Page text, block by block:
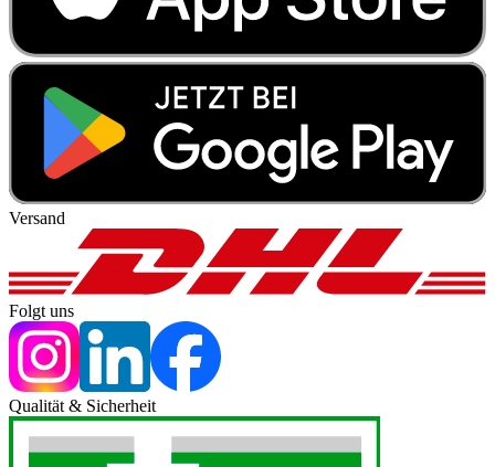
Versand
Folgt uns
Qualität & Sicherheit